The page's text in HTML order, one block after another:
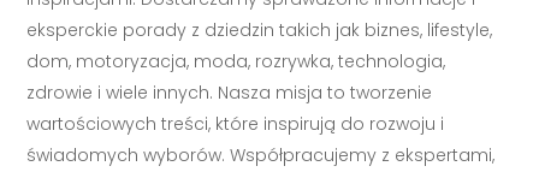
eksperckie porady z dziedzin takich jak biznes, lifestyle,
dom, motoryzacja, moda, rozrywka, technologia,
zdrowie i wiele innych. Nasza misja to tworzenie
wartościowych treści, które inspirują do rozwoju i
świadomych wyborów. Współpracujemy z ekspertami,